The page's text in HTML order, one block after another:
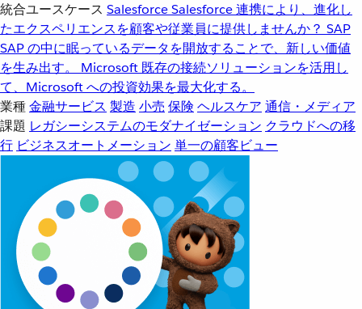
統合ユースケース SalesforceSalesforce 連携により、進化し
たエクスペリエンスを顧客や従業員に提供しませんか？ SAP
SAP の中に眠っているデータを開放することで、新しい価値
を生み出す。
Microsoft 既存の接続ソリューションを活用し
て、Microsoft への投資効果を最大化する。
業種金融サービス 製造 小売 保険 ヘルスケア 通信・メディア
課題 レガシーシステムのモダナイゼーション クラウドへの移
行 ビジネスオートメーション 単一の顧客ビュー